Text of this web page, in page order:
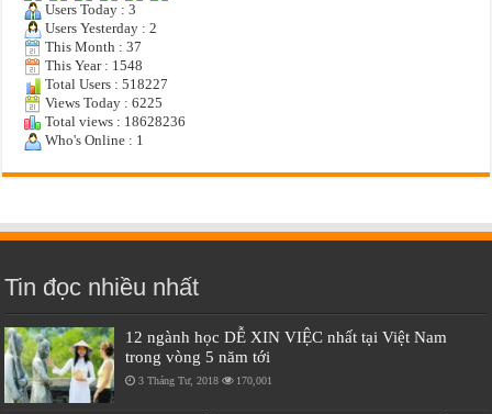
Users Today : 3
Users Yesterday : 2
This Month : 37
This Year : 1548
Total Users : 518227
Views Today : 6225
Total views : 18628236
Who's Online : 1
Tin đọc nhiều nhất
12 ngành học DỄ XIN VIỆC nhất tại Việt Nam
trong vòng 5 năm tới
3 Tháng Tư, 2018 170,001